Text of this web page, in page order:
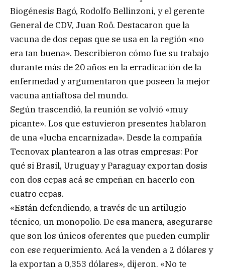
Biogénesis Bagó, Rodolfo Bellinzoni, y el gerente
General de CDV, Juan Roô. Destacaron que la
vacuna de dos cepas que se usa en la región «no
era tan buena». Describieron cómo fue su trabajo
durante más de 20 años en la erradicación de la
enfermedad y argumentaron que poseen la mejor
vacuna antiaftosa del mundo.
Según trascendió, la reunión se volvió «muy
picante». Los que estuvieron presentes hablaron
de una «lucha encarnizada». Desde la compañía
Tecnovax plantearon a las otras empresas: Por
qué si Brasil, Uruguay y Paraguay exportan dosis
con dos cepas acá se empeñan en hacerlo con
cuatro cepas.
«Están defendiendo, a través de un artilugio
técnico, un monopolio. De esa manera, asegurarse
que son los únicos oferentes que pueden cumplir
con ese requerimiento. Acá la venden a 2 dólares y
la exportan a 0,353 dólares», dijeron. «No te